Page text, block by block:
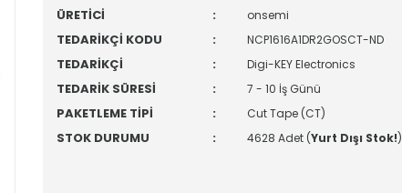
ÜRETİCİ : onsemi
TEDARİKÇİ KODU : NCP1616A1DR2GOSCT-ND
TEDARİKÇİ : Digi-KEY Electronics
TEDARİK SÜRESİ : 7 - 10 İş Günü
PAKETLEME TİPİ : Cut Tape (CT)
STOK DURUMU : 4628 Adet (Yurt Dışı Stok!)